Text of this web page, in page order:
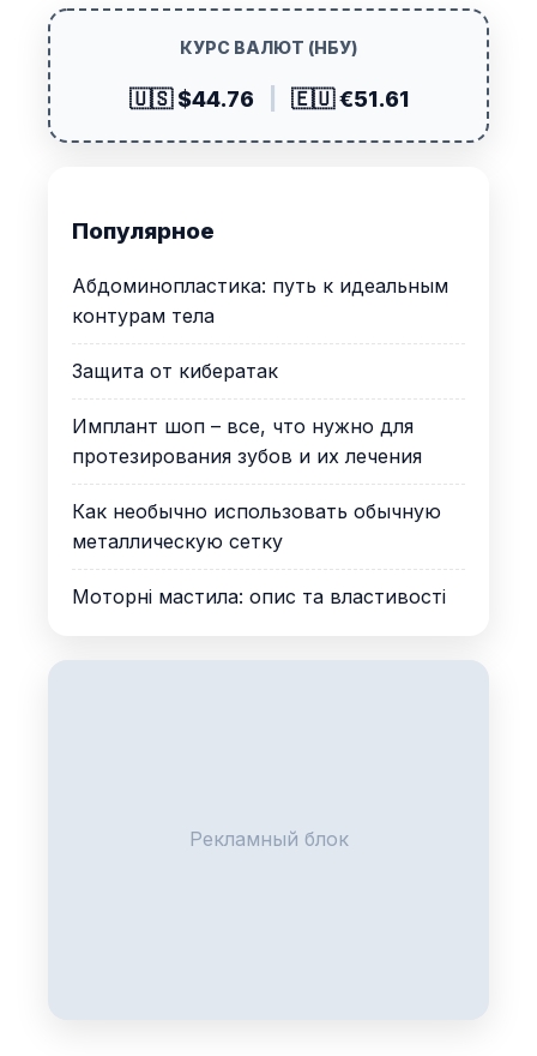
КУРС ВАЛЮТ (НБУ)
🇺🇸 $44.76 🇪🇺 €51.61
Популярное
Абдоминопластика: путь к идеальным
контурам тела
Защита от кибератак
Имплант шоп – все, что нужно для
протезирования зубов и их лечения
Как необычно использовать обычную
металлическую сетку
Моторні мастила: опис та властивості
Рекламный блок